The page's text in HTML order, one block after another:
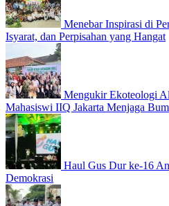
Menebar Inspirasi di
Isyarat, dan Perpisahan yang Hangat
Mengukir Ekoteologi
Mahasiswi IIQ Jakarta Menjaga
Haul Gus Dur ke-16
Demokrasi